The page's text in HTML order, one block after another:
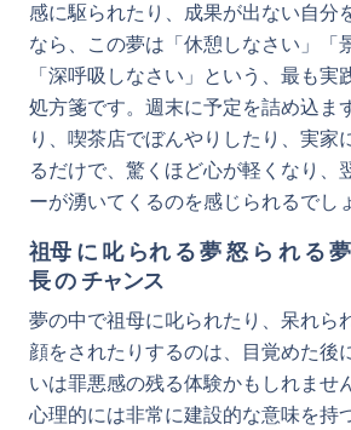
感に駆られたり、成果が出ない自分
なら、この夢は「休憩しなさい」「
「深呼吸しなさい」という、最も実
処方箋です。週末に予定を詰め込ま
り、喫茶店でぼんやりしたり、実家
るだけで、驚くほど心が軽くなり、
ーが湧いてくるのを感じられるでし
祖母 に 叱 られ る 夢 怒 ら れ る
長 の チャンス
夢の中で祖母に叱られたり、呆れら
顔をされたりするのは、目覚めた後
いは罪悪感の残る体験かもしれませ
心理的には非常に建設的な意味を持